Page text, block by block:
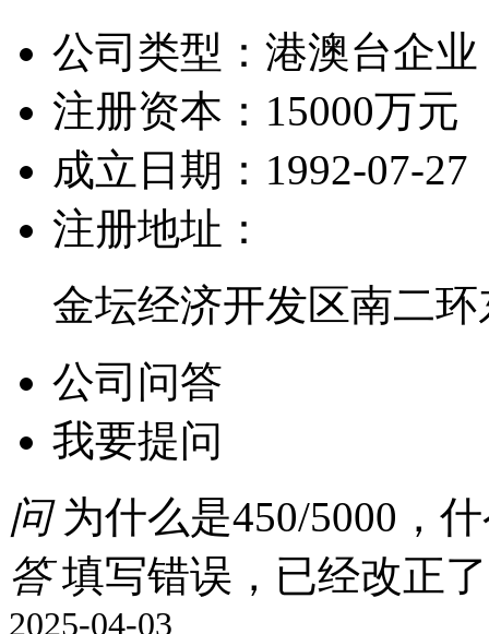
公司类型： 港澳台企业
注册资本： 15000万元
成立日期： 1992-07-27
注册地址：
金坛经济开发区南二环
公司问答
我要提问
问为什么是450/5000，
答填写错误，已经改正了
2025-04-03